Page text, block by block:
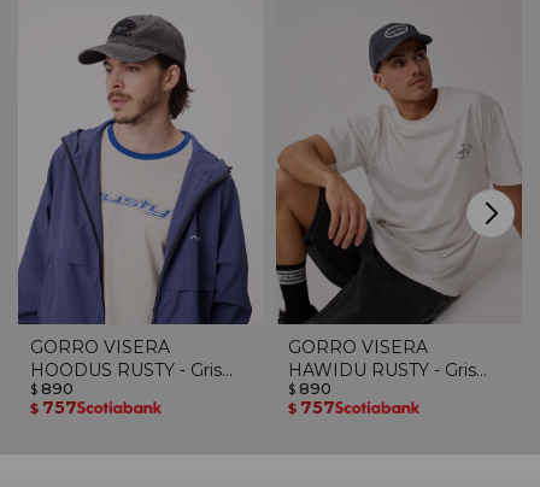
GORRO VISERA
HOODUS RUSTY - Gris
Oscuro
$ 890
$ 757
GORRO VISERA
HAWIDU RUSTY - Gris
Oscuro
$ 890
$ 757